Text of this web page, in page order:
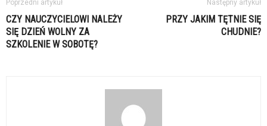
Poprzedni artykuł
CZY NAUCZYCIELOWI NALEŻY
SIĘ DZIEŃ WOLNY ZA
SZKOLENIE W SOBOTĘ?
Następny artykuł
PRZY JAKIM TĘTNIE SIĘ
CHUDNIE?